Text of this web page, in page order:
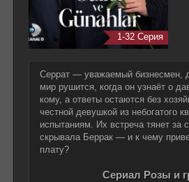
1-32 Серия
Серрат — уважаемый бизнесмен,
мир рушится, когда он узнаёт о
кому, а ответы остаются без
честной девушкой из небогатого
испытаниям. Их встреча тянет за
скрывала Беррак — и к чему
плату?
Сериал Розы и